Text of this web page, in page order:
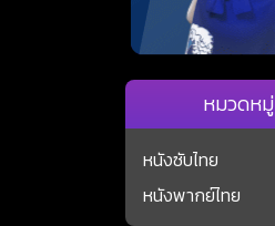
หมวดหมู่
หนังซับไทย
หนังพากย์ไทย